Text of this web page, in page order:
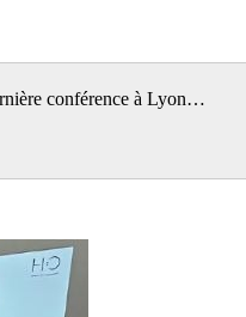
conférence à Lyon…